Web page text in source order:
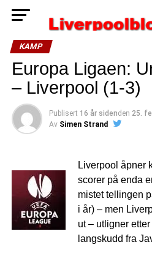
KAMP
Europa Ligaen:
– Liverpool (1-3)
Publisert 16 år sidenden 25.
Av Simen Strand
Liverpool åpner
scorer på enda
mistet tellingen
i år) – men
ut – utligner
langskudd fra